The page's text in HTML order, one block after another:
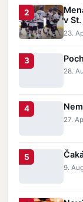
v
23.
28.
27.
9.